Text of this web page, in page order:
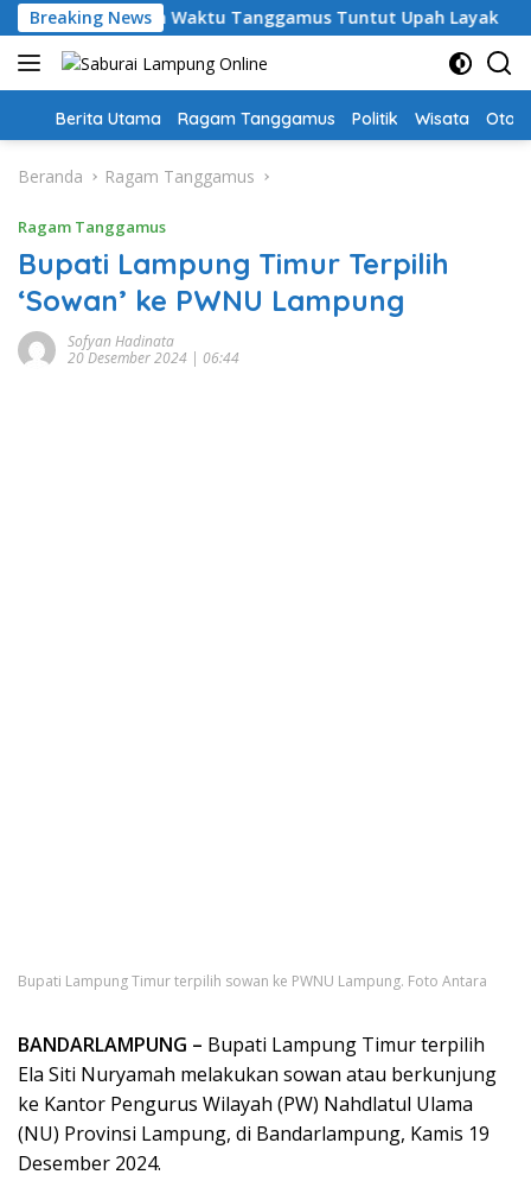
Langsung
ke
konten
Breaking News
PPPK Paruh Waktu Tanggamus Tuntut Upah Layak
Home
Berita Utama Ragam Tanggamus Politik Wisata Oto
Beranda Ragam Tanggamus
Ragam Tanggamus
Bupati Lampung Timur Terpilih
‘Sowan’ ke PWNU Lampung
Sofyan Hadinata
20 Desember 2024 | 06:44
Bupati Lampung Timur terpilih sowan ke PWNU Lampung. Foto Antara
BANDARLAMPUNG – Bupati Lampung Timur terpilih
Ela Siti Nuryamah melakukan sowan atau berkunjung
ke Kantor Pengurus Wilayah (PW) Nahdlatul Ulama
(NU) Provinsi Lampung, di Bandarlampung, Kamis 19
Desember 2024.